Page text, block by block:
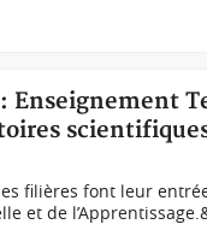
Enseignement
filières font leur
et de